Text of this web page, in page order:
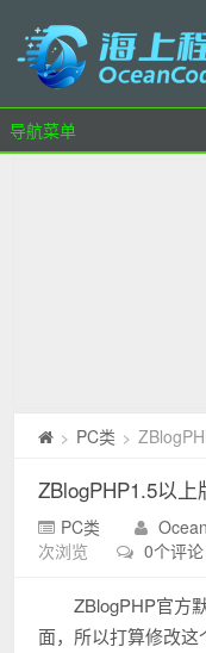
导航菜单
> PC类 >
ZBlogPHP1.5以
PC类
次浏览
0个评论
ZBlogPHP官方
面，所以打算修改